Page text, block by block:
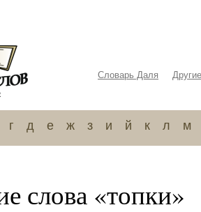
Словарь Даля
г д е ж з и й к л м
слова «топки»